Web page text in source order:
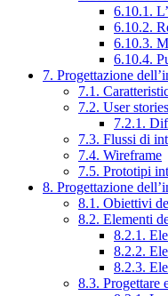
6.10.1.
6.10.2.
6.10.3.
6.10.4.
7. Progettazione
7.1.
7.2. User
7.2.1.
7.3. Flussi di
7.4. Wireframe
7.5. Prototipi
8. Progettazione
8.1. Obiettivi
8.2. Elementi
8.2.1.
8.2.2.
8.2.3.
8.3. Progettare